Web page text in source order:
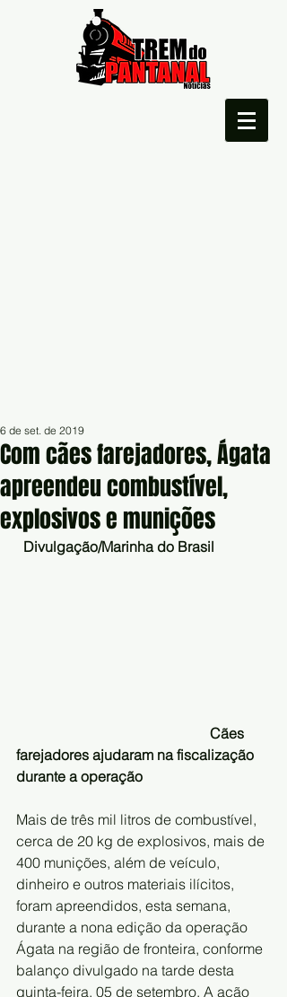
Com cães farejadores, Ágata
apreendeu combustível,
explosivos e munições
6 de set. de 2019
Divulgação/Marinha do Brasil
                                                     Cães
farejadores ajudaram na fiscalização
durante a operação
Mais de três mil litros de combustível,
cerca de 20 kg de explosivos, mais de
400 munições, além de veículo,
dinheiro e outros materiais ilícitos,
foram apreendidos, esta semana,
durante a nona edição da operação
Ágata na região de fronteira, conforme
balanço divulgado na tarde desta
quinta-feira, 05 de setembro. A ação